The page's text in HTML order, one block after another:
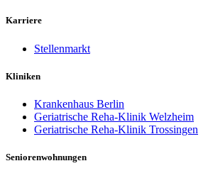
Karriere
Stellenmarkt
Kliniken
Krankenhaus Berlin
Geriatrische Reha-Klinik Welzheim
Geriatrische Reha-Klinik Trossingen
Seniorenwohnungen